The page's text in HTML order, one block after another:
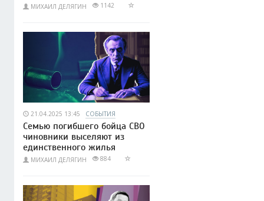
МИХАИЛ ДЕЛЯГИН 1142
21.04.2025 13:45 СОБЫТИЯ
Семью погибшего бойца СВО
чиновники выселяют из
единственного жилья
МИХАИЛ ДЕЛЯГИН 884